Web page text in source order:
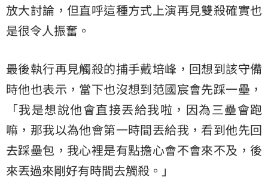
放大討論，但直呼這種方式上演再見雙殺確實也
是很令人振奮。
最後執行再見觸殺的捕手戴培峰，回想到該守備
時他也表示，當下也沒想到范國宸會先踩一壘，
「我是想說他會直接丟給我啦，因為三壘會跑
嘛，那我以為他會第一時間丟給我，看到他先回
去踩壘包，我心裡是有點擔心會不會來不及，後
來丟過來剛好有時間去觸殺。」